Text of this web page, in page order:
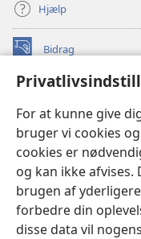
For at kunne give
bruger vi cookies
cookies er
og kan ikke afvises.
brugen af
forbedre din
disse data vil
Hjælp
Bidrag
(åbner
vindue)Watchtower
nyt
vindue)JW Hub
(åbner
nyt
vindue)JW Library
Watchtower Library